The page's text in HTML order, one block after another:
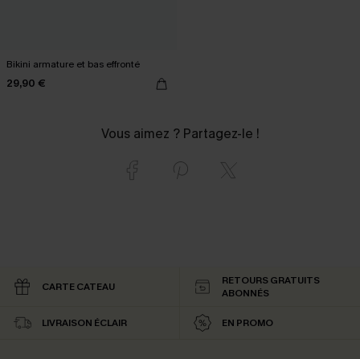
Bikini armature et bas effronté
29,90 €
Vous aimez ? Partagez-le !
CARTE CATEAU
RETOURS GRATUITS
ABONNÉS
LIVRAISON ÉCLAIR EN PROMO